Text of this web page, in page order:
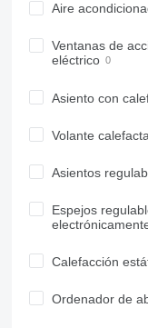
Aire
Ventanas de
eléctrico
Asiento con
Volante
Asientos
Espejos
Calefacción
Ordenador de